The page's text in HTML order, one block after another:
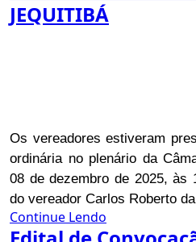
JEQUITIBÁ
Os vereadores estiveram
ordinária no plenário da
08 de dezembro de 2025, às
do vereador Carlos Roberto
Continue Lendo